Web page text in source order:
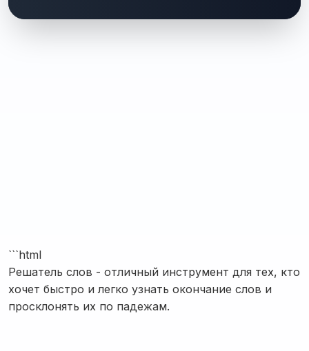
```html
Решатель слов - отличный инструмент для тех, кто
хочет быстро и легко узнать окончание слов и
просклонять их по падежам.